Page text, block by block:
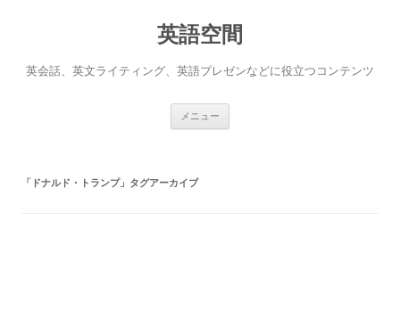
英語空間
英会話、英文ライティング、英語プレゼンなどに役立つコンテンツ
メニュー
「 ドナルド・トランプ」タグアーカイブ